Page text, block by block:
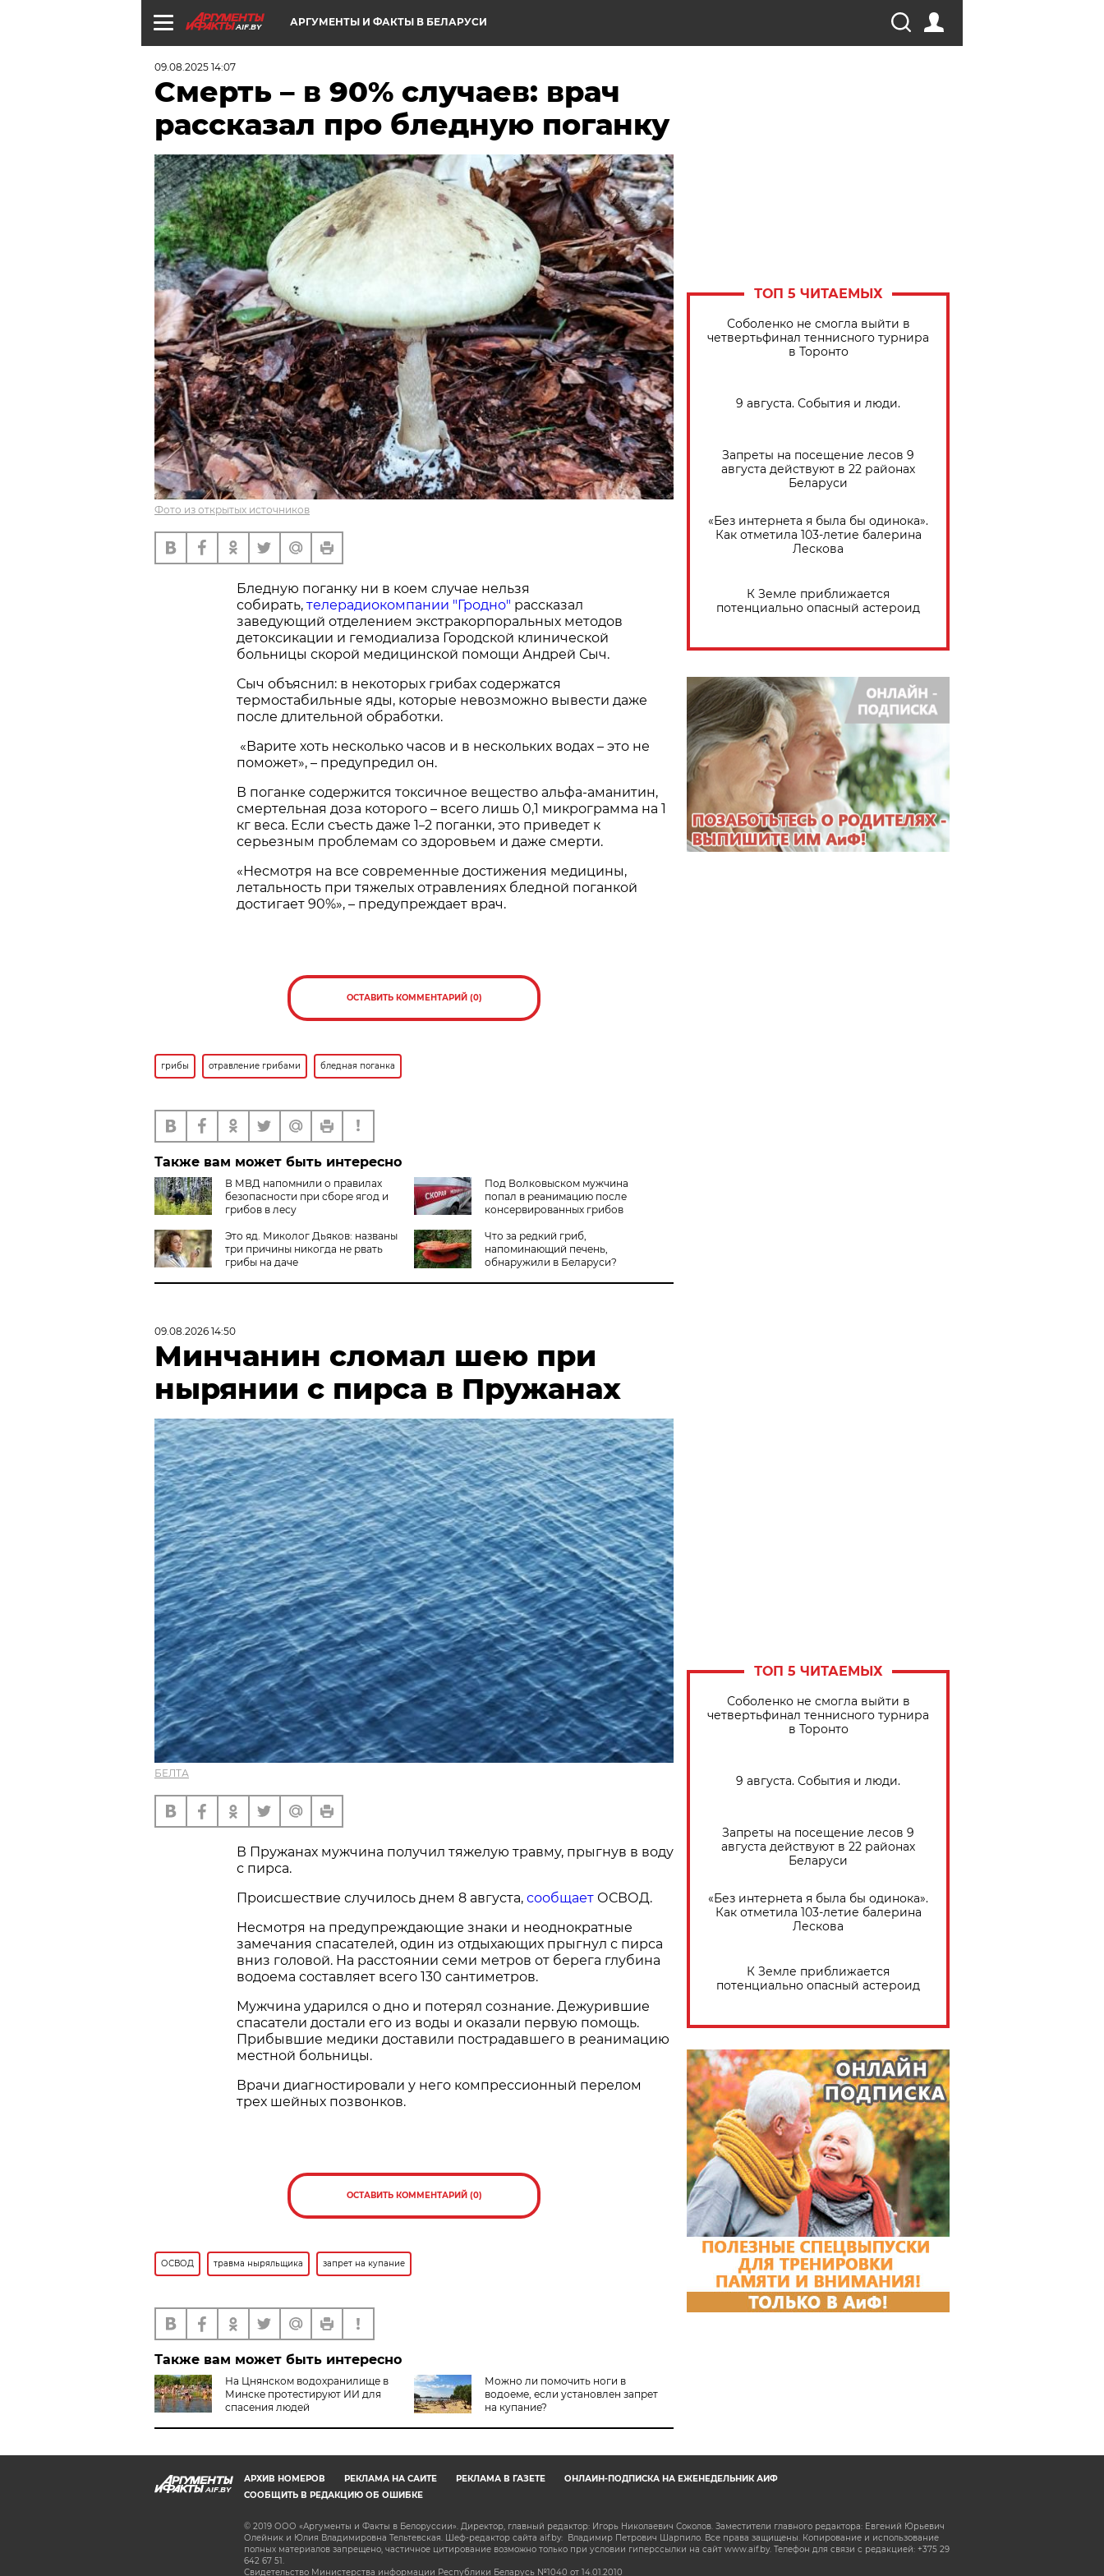
AIF.BY АРГУМЕНТЫ И ФАКТЫ В БЕЛАРУСИ
09.08.2025 14:07
Смерть – в 90% случаев: врач
рассказал про бледную поганку
Фото из открытых источников
Бледную поганку ни в коем случае нельзя
собирать, телерадиокомпании "Гродно" рассказал
заведующий отделением экстракорпоральных методов
детоксикации и гемодиализа Городской клинической
больницы скорой медицинской помощи Андрей Сыч.
Сыч объяснил: в некоторых грибах содержатся
термостабильные яды, которые невозможно вывести даже
после длительной обработки.
«Варите хоть несколько часов и в нескольких водах – это не
поможет», – предупредил он.
В поганке содержится токсичное вещество альфа-аманитин,
смертельная доза которого – всего лишь 0,1 микрограмма на 1
кг веса. Если съесть даже 1–2 поганки, это приведет к
серьезным проблемам со здоровьем и даже смерти.
«Несмотря на все современные достижения медицины,
летальность при тяжелых отравлениях бледной поганкой
достигает 90%», – предупреждает врач.
ОСТАВИТЬ КОММЕНТАРИЙ (0)
грибы отравление грибами бледная поганка
Также вам может быть интересно
В МВД напомнили о правилах
безопасности при сборе ягод и
грибов в лесу
Под Волковыском мужчина
попал в реанимацию после
консервированных грибов
Это яд. Миколог Дьяков: названы
три причины никогда не рвать
грибы на даче
Что за редкий гриб,
напоминающий печень,
обнаружили в Беларуси?
ТОП 5 ЧИТАЕМЫХ
Соболенко не смогла выйти в
четвертьфинал теннисного турнира
в Торонто
9 августа. События и люди.
Запреты на посещение лесов 9
августа действуют в 22 районах
Беларуси
«Без интернета я была бы одинока».
Как отметила 103-летие балерина
Лескова
К Земле приближается
потенциально опасный астероид
09.08.2026 14:50
Минчанин сломал шею при
нырянии с пирса в Пружанах
БЕЛТА
В Пружанах мужчина получил тяжелую травму, прыгнув в воду
с пирса.
Происшествие случилось днем 8 августа, сообщает ОСВОД.
Несмотря на предупреждающие знаки и неоднократные
замечания спасателей, один из отдыхающих прыгнул с пирса
вниз головой. На расстоянии семи метров от берега глубина
водоема составляет всего 130 сантиметров.
Мужчина ударился о дно и потерял сознание. Дежурившие
спасатели достали его из воды и оказали первую помощь.
Прибывшие медики доставили пострадавшего в реанимацию
местной больницы.
Врачи диагностировали у него компрессионный перелом
трех шейных позвонков.
ОСТАВИТЬ КОММЕНТАРИЙ (0)
ОСВОД травма ныряльщика запрет на купание
Также вам может быть интересно
На Цнянском водохранилище в
Минске протестируют ИИ для
спасения людей
Можно ли помочить ноги в
водоеме, если установлен запрет
на купание?
ТОП 5 ЧИТАЕМЫХ
Соболенко не смогла выйти в
четвертьфинал теннисного турнира
в Торонто
9 августа. События и люди.
Запреты на посещение лесов 9
августа действуют в 22 районах
Беларуси
«Без интернета я была бы одинока».
Как отметила 103-летие балерина
Лескова
К Земле приближается
потенциально опасный астероид
AIF.BY
АРХИВ НОМЕРОВ РЕКЛАМА НА САЙТЕ РЕКЛАМА В ГАЗЕТЕ
ОНЛАЙН-ПОДПИСКА НА ЕЖЕНЕДЕЛЬНИК АИФ
СООБЩИТЬ В РЕДАКЦИЮ ОБ ОШИБКЕ
© 2019 ООО «Аргументы и Факты в Белоруссии». Директор, главный редактор: Игорь Николаевич Соколов. Заместители главного редактора: Евгений Юрьевич
Олейник и Юлия Владимировна Тельтевская. Шеф-редактор сайта aif.by: Владимир Петрович Шарпило. Все права защищены. Копирование и использование
полных материалов запрещено, частичное цитирование возможно только при условии гиперссылки на сайт www.aif.by. Телефон для связи с редакцией: +375 29
642 67 51.
Свидетельство Министерства информации Республики Беларусь №1040 от 14.01.2010